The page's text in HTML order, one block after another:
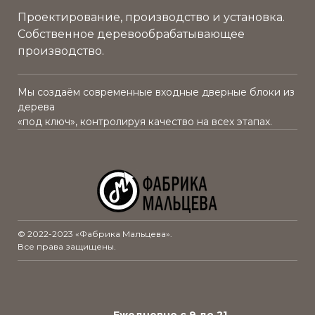
рисунок фрезеровка с одной стороны
внутри полотна теплоизолирующий слой
CCPF
влагостойкости
Проектирование, производство и установка.
Собственное деревообрабатывающее
производство.
Мы создаём современные входные дверные блоки из
дерева
«под ключ», контролируя качество на всех этапах.
© 2022-2023 «Фабрика Мальцева».
Все права защищены.